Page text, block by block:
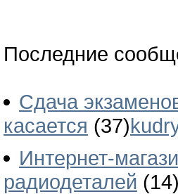
Последние
Сдача
касается (37)
Интернет-
радиодеталей (14)